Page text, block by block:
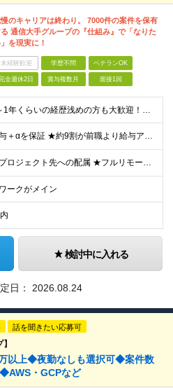
のキャリアは終わり。 7000件の案件を保有
通信大手グループの『仕組み』で「なりた
を現実に！
未経験歓迎 学歴不問 ベテランOK
全週休2日 賞与複数月 面接1回
＜3ヶ月～1年くらいの経歴浅めの方も大歓迎！＞ ■学歴不問 ■何かしらの開発経験をお持ちの方 ■第二新卒OK ▼こんな方にピッタリです！▼ □スキルアップしたい方 □最先端技術を習得したい方 □AI
★前職給与＋αを保証 ★約9割が前職より給与アップを実現 月給40万円以上＋各種手当＋賞与 ＜9割が年収アップを実現＞ 入社されたエンジニアの9割が前職よりも給与アップをしています！ 残り1割は前
★全国のプロジェクト先への配属 ★フルリモートワーク案件あり ★転勤なし 勤務地はご希望を考慮し、決定します。 「自宅から近い場所が良い」といった要望もお聞かせください！ ＜配属エリア＞ ［東北］
ークがメイン
検討中に入れる
日： 2026.08.24
話を聞きたい応募可
以上◆夜勤なしも選択可◆案件数
・GCPなど